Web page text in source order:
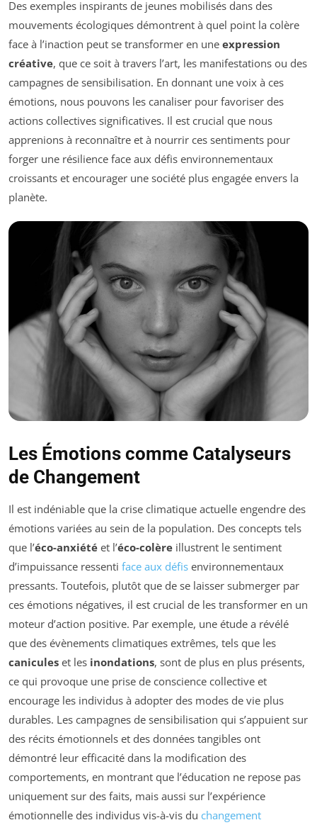
Des exemples inspirants de jeunes mobilisés dans des
mouvements écologiques démontrent à quel point la colère
face à l’inaction peut se transformer en une expression
créative, que ce soit à travers l’art, les manifestations ou des
campagnes de sensibilisation. En donnant une voix à ces
émotions, nous pouvons les canaliser pour favoriser des
actions collectives significatives. Il est crucial que nous
apprenions à reconnaître et à nourrir ces sentiments pour
forger une résilience face aux défis environnementaux
croissants et encourager une société plus engagée envers la
planète.
Les Émotions comme Catalyseurs
de Changement
Il est indéniable que la crise climatique actuelle engendre des
émotions variées au sein de la population. Des concepts tels
que l’éco-anxiété et l’éco-colère illustrent le sentiment
d’impuissance ressenti face aux défis environnementaux
pressants. Toutefois, plutôt que de se laisser submerger par
ces émotions négatives, il est crucial de les transformer en un
moteur d’action positive. Par exemple, une étude a révélé
que des évènements climatiques extrêmes, tels que les
canicules et les inondations, sont de plus en plus présents,
ce qui provoque une prise de conscience collective et
encourage les individus à adopter des modes de vie plus
durables. Les campagnes de sensibilisation qui s’appuient sur
des récits émotionnels et des données tangibles ont
démontré leur efficacité dans la modification des
comportements, en montrant que l’éducation ne repose pas
uniquement sur des faits, mais aussi sur l’expérience
émotionnelle des individus vis-à-vis du changement